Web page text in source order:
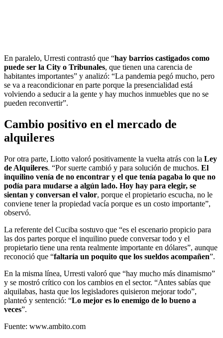
En paralelo, Urresti contrastó que “hay barrios castigados como
puede ser la City o Tribunales, que tienen una carencia de
habitantes importantes” y analizó: “La pandemia pegó mucho, pero
se va a reacondicionar en parte porque la presencialidad está
volviendo a seducir a la gente y hay muchos inmuebles que no se
pueden reconvertir”.
Cambio positivo en el mercado de
alquileres
Por otra parte, Liotto valoró positivamente la vuelta atrás con la Ley
de Alquileres. “Por suerte cambió y para solución de muchos. El
inquilino venía de no encontrar y el que tenía pagaba lo que no
podía para mudarse a algún lado. Hoy hay para elegir, se
sientan y conversan el valor, porque el propietario escucha, no le
conviene tener la propiedad vacía porque es un costo importante”,
observó.
La referente del Cuciba sostuvo que “es el escenario propicio para
las dos partes porque el inquilino puede conversar todo y el
propietario tiene una renta realmente importante en dólares”, aunque
reconoció que “faltaría un poquito que los sueldos acompañen”.
En la misma línea, Urresti valoró que “hay mucho más dinamismo”
y se mostró crítico con los cambios en el sector. “Antes sabías que
alquilabas, hasta que los legisladores quisieron mejorar todo”,
planteó y sentenció: “Lo mejor es lo enemigo de lo bueno a
veces”.
Fuente: www.ambito.com